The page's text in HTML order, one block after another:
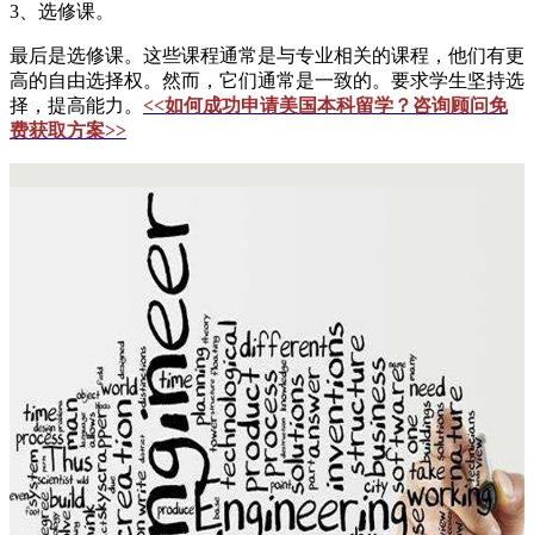
3、选修课。
最后是选修课。这些课程通常是与专业相关的课程，他们有更
高的自由选择权。然而，它们通常是一致的。要求学生坚持选
择，提高能力。 <<如何成功申请美国本科留学？咨询顾问免
费获取方案>>